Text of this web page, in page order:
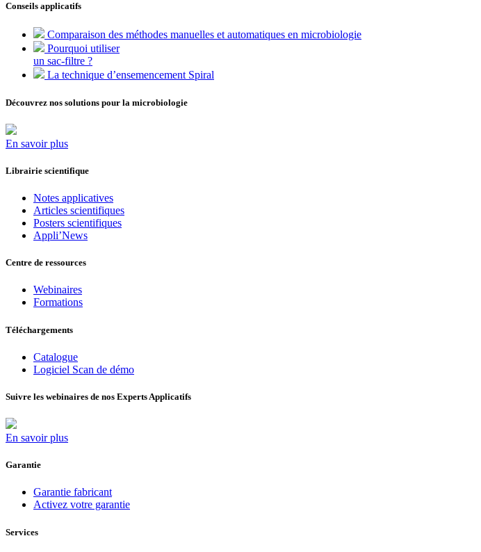
Conseils applicatifs
Comparaison des méthodes manuelles et automatiques en microbiologie
Pourquoi utiliser
un sac-filtre ?
La technique d’ensemencement Spiral
Découvrez nos solutions pour la microbiologie
En savoir plus
Librairie scientifique
Notes applicatives
Articles scientifiques
Posters scientifiques
Appli’News
Centre de ressources
Webinaires
Formations
Téléchargements
Catalogue
Logiciel Scan de démo
Suivre les webinaires de nos Experts Applicatifs
En savoir plus
Garantie
Garantie fabricant
Activez votre garantie
Services